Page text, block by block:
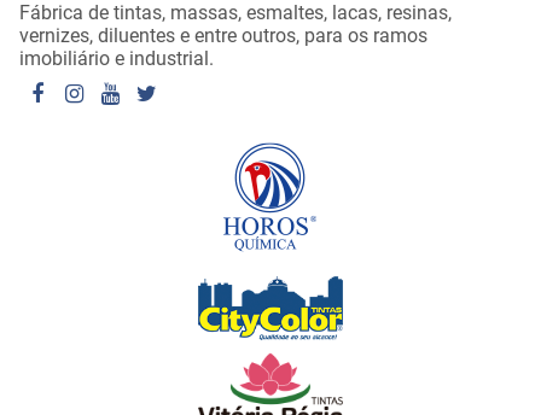
Fábrica de tintas, massas, esmaltes, lacas, resinas,
vernizes, diluentes e entre outros, para os ramos
imobiliário e industrial.